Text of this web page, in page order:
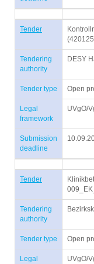
Tender
Tendering
authority
DESY
Tender type Open
Legal
framework
UVgO/
Submission
deadline
Tender
Tendering
authority
Tender type Open
Legal
UVgO/